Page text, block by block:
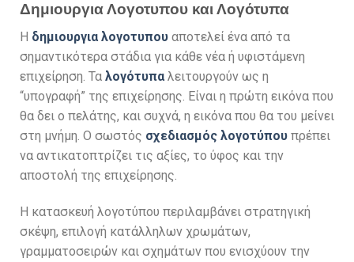
Δημιουργια Λογοτυπου και Λογότυπα
Η δημιουργια λογοτυπου αποτελεί ένα από τα
σημαντικότερα στάδια για κάθε νέα ή υφιστάμενη
επιχείρηση. Τα λογότυπα λειτουργούν ως η
“υπογραφή” της επιχείρησης. Είναι η πρώτη εικόνα που
θα δει ο πελάτης, και συχνά, η εικόνα που θα του μείνει
στη μνήμη. Ο σωστός σχεδιασμός λογοτύπου πρέπει
να αντικατοπτρίζει τις αξίες, το ύφος και την
αποστολή της επιχείρησης.
Η κατασκευή λογοτύπου περιλαμβάνει στρατηγική
σκέψη, επιλογή κατάλληλων χρωμάτων,
γραμματοσειρών και σχημάτων που ενισχύουν την